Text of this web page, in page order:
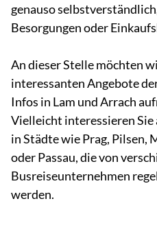
genauso
Besorgungen oder
An dieser Stelle möchten
interessanten Angebote
Infos in Lam und Arrach
Vielleicht interessieren Sie
in Städte wie Prag, Pilsen,
oder Passau, die von
Busreiseunternehmen
werden.